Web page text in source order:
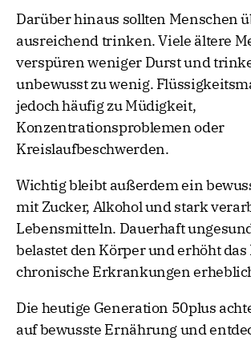
Darüber hinaus sollten Menschen
ausreichend trinken. Viele ältere
verspüren weniger Durst und
unbewusst zu wenig.
jedoch häufig zu Müdigkeit,
Konzentrationsproblemen oder
Kreislaufbeschwerden.
Wichtig bleibt außerdem ein
mit Zucker, Alkohol und stark
Lebensmitteln. Dauerhaft
belastet den Körper und erhöht
chronische Erkrankungen
Die heutige Generation 50plus
auf bewusste Ernährung und